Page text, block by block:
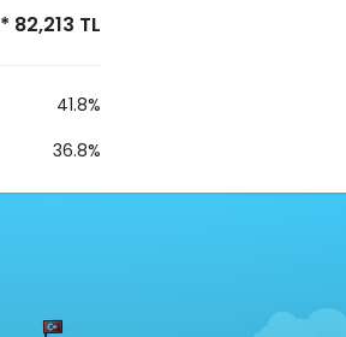
* 82,213 TL
41.8%
36.8%